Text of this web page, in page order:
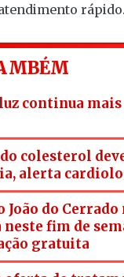
rápido.
continua mais
colesterol
alerta
João do
fim de
gratuita